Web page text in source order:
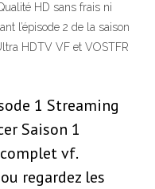
HD sans frais ni
l’épisode 2 de la saison
HDTV VF et VOSTFR
1 Streaming
Saison 1
vf.
regardez les